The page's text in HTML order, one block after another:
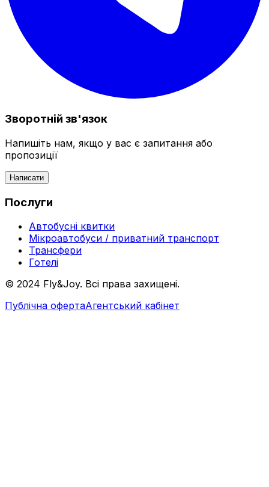
Зворотній зв'язок
Напишіть нам, якщо у вас є запитання або
пропозиції
Написати
Послуги
Автобусні квитки
Мікроавтобуси / приватний транспорт
Трансфери
Готелі
© 2024 Fly&Joy. Всі права захищені.
Публічна офертаАгентський кабінет